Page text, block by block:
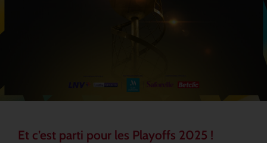
Et c’est parti pour les Playoffs 2025 !